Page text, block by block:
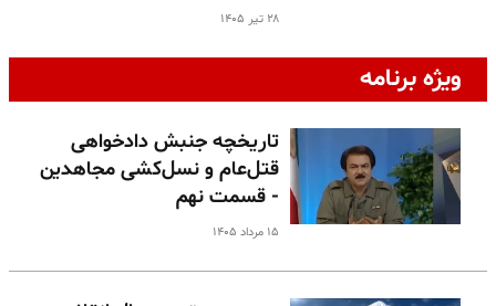
۲۸ تیر ۱۴۰۵
ویژه برنامه
تاریخچه جنبش دادخواهی
قتل‌عام و نسل‌کشی مجاهدین
- قسمت نهم
۱۵ مرداد ۱۴۰۵